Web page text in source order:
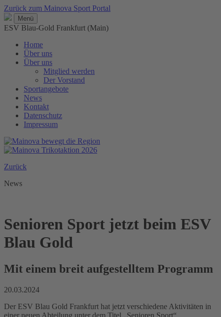
Zurück zum Mainova Sport Portal
Menü
ESV Blau-Gold Frankfurt (Main)
Home
Über uns
Über uns
Mitglied werden
Der Vorstand
Sportangebote
News
Kontakt
Datenschutz
Impressum
Zurück
News
Senioren Sport jetzt beim ESV
Blau Gold
Mit einem breit aufgestelltem Programm
20.03.2024
Der ESV Blau Gold Frankfurt hat jetzt verschiedene Aktivitäten in
einer neuen Abteilung unter dem Titel „Senioren Sport“